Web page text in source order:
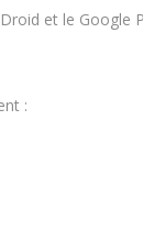
et le Google
: